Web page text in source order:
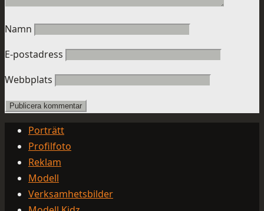
Namn
E-postadress
Webbplats
Porträtt
Profilfoto
Reklam
Modell
Verksamhetsbilder